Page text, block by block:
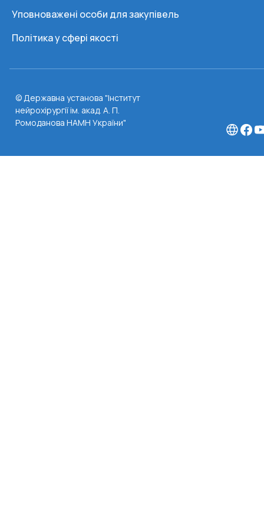
Уповноважені особи для закупівель
Політика у сфері якості
© Державна установа "Інститут
нейрохірургії ім. акад. А. П.
Ромоданова НАМН України"